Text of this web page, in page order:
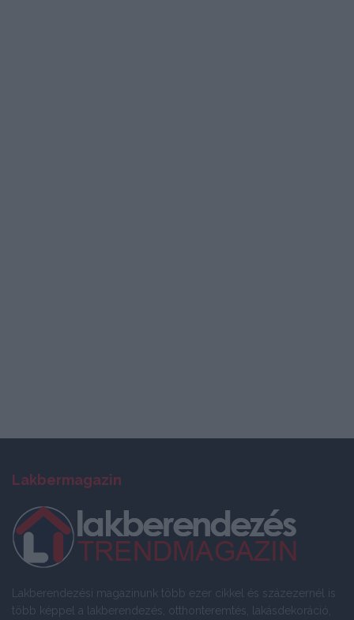
Lakbermagazin
Lakberendezési magazinunk több ezer cikkel és százezernél is
több képpel a lakberendezés, otthonteremtés, lakásdekoráció,